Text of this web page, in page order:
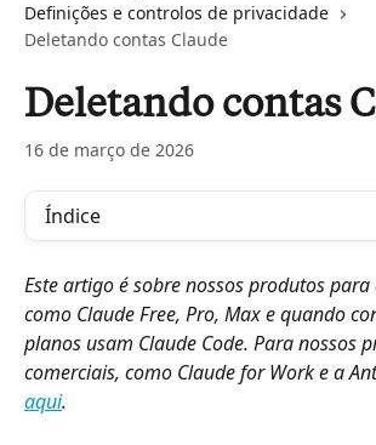
Definições e controlos de privacidade
Deletando contas Claude
Deletando contas
16 de março de 2026
Índice
Este artigo é sobre nossos produtos
como Claude Free, Pro, Max e quando
planos usam Claude Code. Para nossos
comerciais, como Claude for Work e a
aqui.